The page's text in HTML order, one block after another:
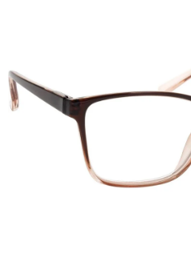
hvězdiček.